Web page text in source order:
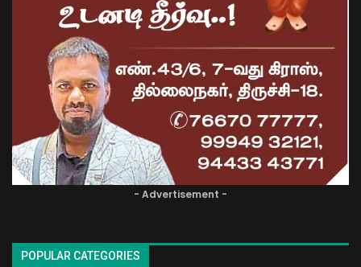
- Advertisement -
POPULAR CATEGORIES